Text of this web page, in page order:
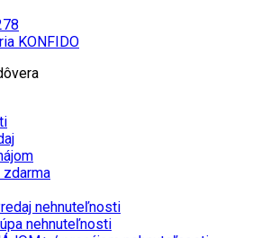
zdarma
nehnuteľnosti
nehnuteľnosti